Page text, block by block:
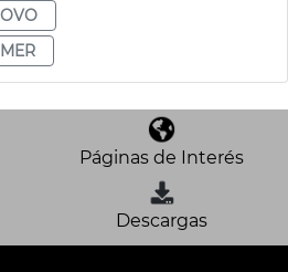
Páginas de Interés
Descargas